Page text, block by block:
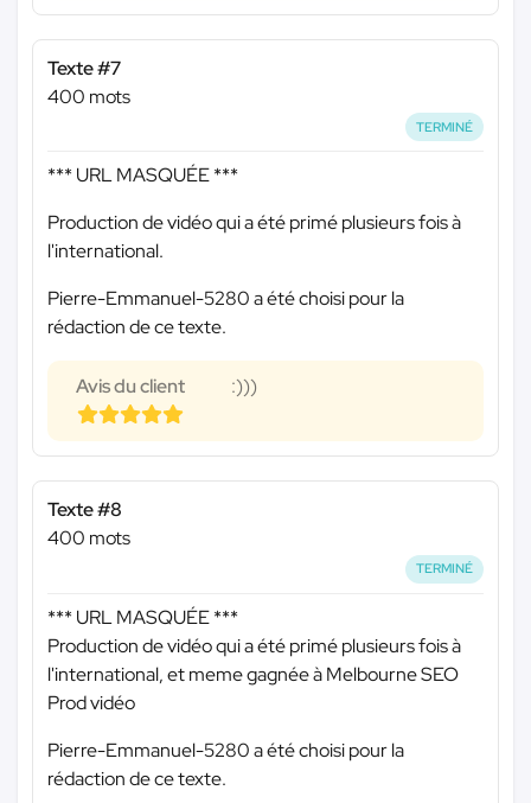
Texte #7
400 mots
TERMINÉ
*** URL MASQUÉE ***
Production de vidéo qui a été primé plusieurs fois à
l'international.
Pierre-Emmanuel-5280 a été choisi pour la
rédaction de ce texte.
Avis du client :)))
Texte #8
400 mots
TERMINÉ
*** URL MASQUÉE ***
Production de vidéo qui a été primé plusieurs fois à
l'international, et meme gagnée à Melbourne SEO
Prod vidéo
Pierre-Emmanuel-5280 a été choisi pour la
rédaction de ce texte.